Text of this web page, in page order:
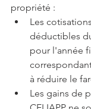
propriété :
Les
déductibles
pour l'année
à réduire le
Les gains de